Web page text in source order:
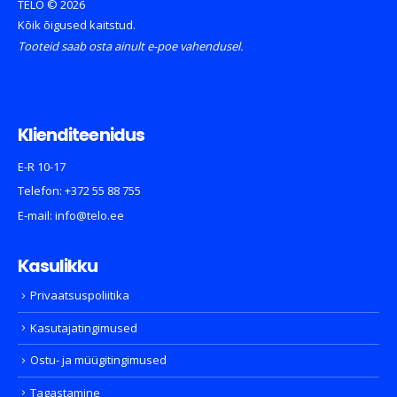
TELO © 2026
Kõik õigused kaitstud.
Tooteid saab osta ainult e-poe vahendusel.
Klienditeenidus
E-R 10-17
Telefon: +372 55 88 755
E-mail: info@telo.ee
Kasulikku
Privaatsuspoliitika
Kasutajatingimused
Ostu- ja müügitingimused
Tagastamine